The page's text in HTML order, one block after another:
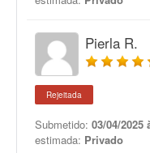
Pierla R.
Rejeitada
Submetido: 03/04/2025
estimada: Privado